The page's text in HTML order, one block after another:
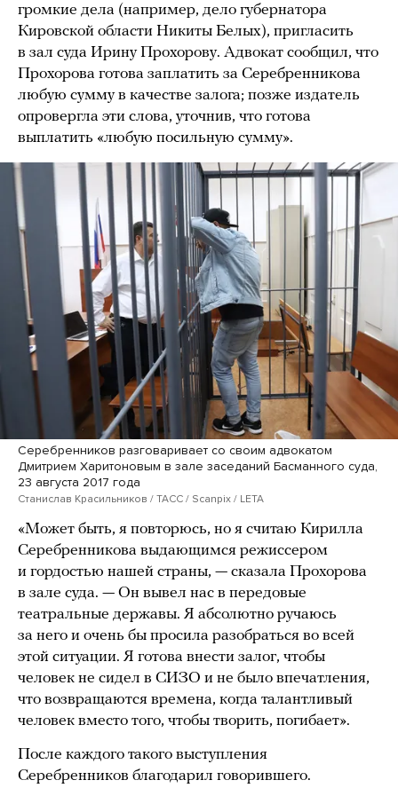
громкие дела (например, дело губернатора
Кировской области Никиты Белых), пригласить
в зал суда Ирину Прохорову. Адвокат сообщил, что
Прохорова готова заплатить за Серебренникова
любую сумму в качестве залога; позже издатель
опровергла эти слова, уточнив, что готова
выплатить «любую посильную сумму».
Серебренников разговаривает со своим адвокатом
Дмитрием Харитоновым в зале заседаний Басманного суда,
23 августа 2017 года
Станислав Красильников / ТАСС / Scanpix / LETA
«Может быть, я повторюсь, но я считаю Кирилла
Серебренникова выдающимся режиссером
и гордостью нашей страны, — сказала Прохорова
в зале суда. — Он вывел нас в передовые
театральные державы. Я абсолютно ручаюсь
за него и очень бы просила разобраться во всей
этой ситуации. Я готова внести залог, чтобы
человек не сидел в СИЗО и не было впечатления,
что возвращаются времена, когда талантливый
человек вместо того, чтобы творить, погибает».
После каждого такого выступления
Серебренников благодарил говорившего.